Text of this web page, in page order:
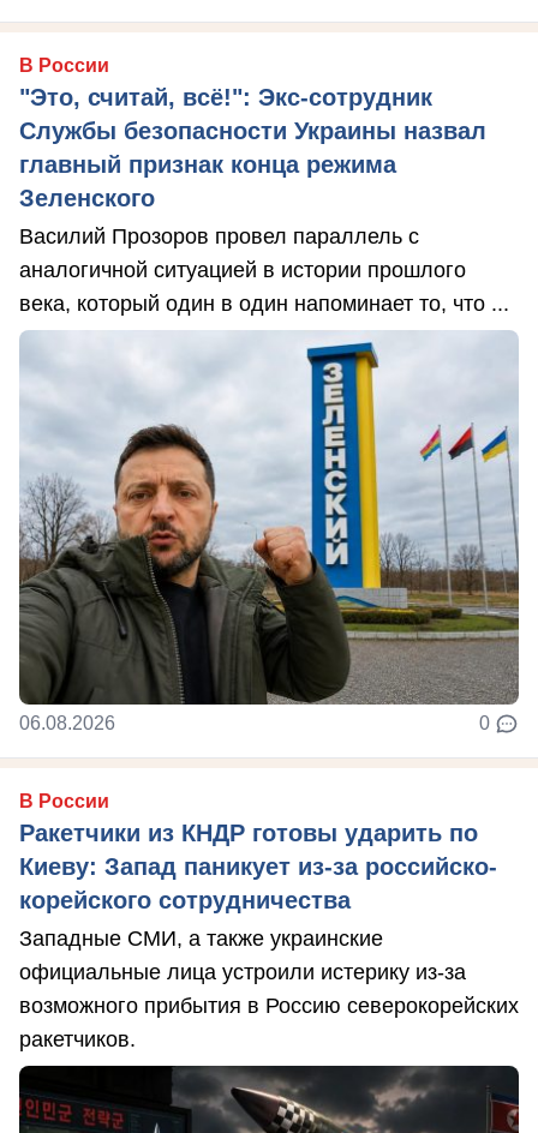
В России
"Это, считай, всё!": Экс-сотрудник
Службы безопасности Украины назвал
главный признак конца режима
Зеленского
Василий Прозоров провел параллель с
аналогичной ситуацией в истории прошлого
века, который один в один напоминает то, что ...
06.08.2026 0
В России
Ракетчики из КНДР готовы ударить по
Киеву: Запад паникует из-за российско-
корейского сотрудничества
Западные СМИ, а также украинские
официальные лица устроили истерику из-за
возможного прибытия в Россию северокорейских
ракетчиков.